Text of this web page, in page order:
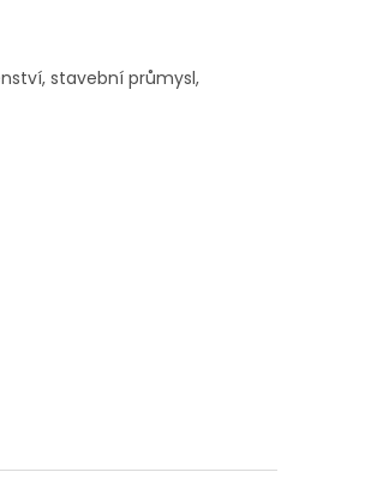
stavební průmysl,